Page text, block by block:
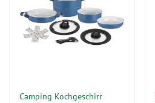
Camping Kochgeschirr